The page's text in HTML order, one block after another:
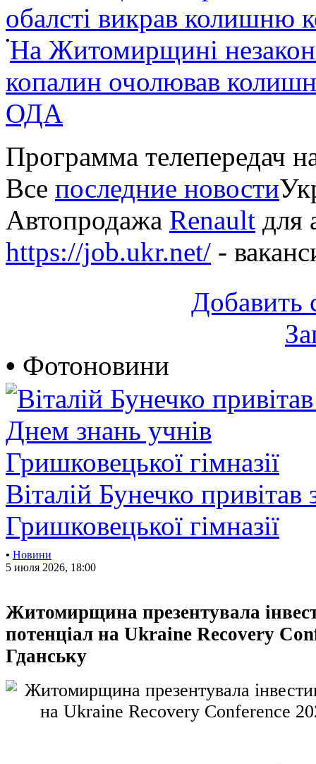
обалсті викрав колишню
•На Житомирщині
копалин очолював
ОДА
Программа телепередач
Все последние новости
Автопродажа Renault для
https://job.ukr.net/ -
Добавить
• Фотоновини
Віталій Бунечко
Гришковецької гімназії
• Новини
5 июля 2026, 18:00
Житомирщина презентувала
потенціал на Ukraine Recovery
Гданську